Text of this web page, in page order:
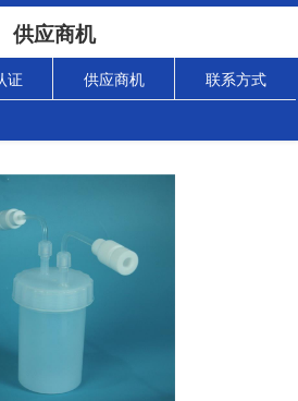
供应商机
证 供应商机 联系方式